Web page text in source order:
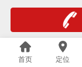
首页 定位